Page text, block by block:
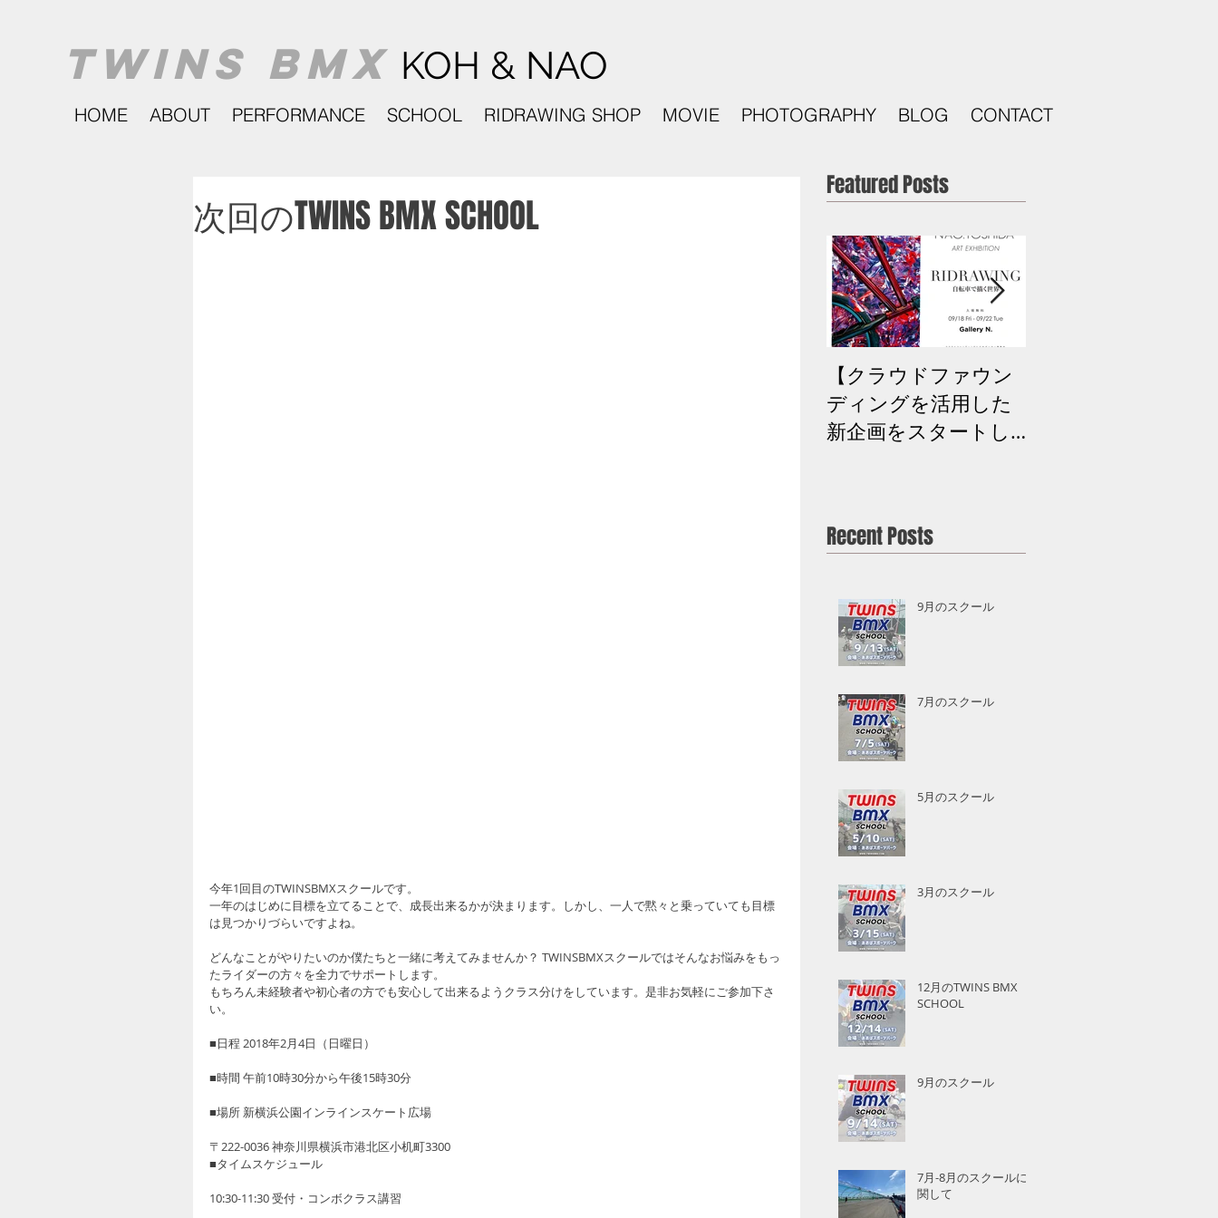
TWINS BMX KOH & NAO
HOME ABOUT PERFORMANCE SCHOOL RIDRAWING SHOP MOVIE PHOTOGRAPHY BLOG CONTACT
次回のTWINS BMX SCHOOL
今年1回目のTWINSBMXスクールです。
一年のはじめに目標を立てることで、成長出来るかが決まります。しかし、一人で黙々と乗っていても目標
は見つかりづらいですよね。
どんなことがやりたいのか僕たちと一緒に考えてみませんか？ TWINSBMXスクールではそんなお悩みをもっ
たライダーの方々を全力でサポートします。
もちろん未経験者や初心者の方でも安心して出来るようクラス分けをしています。是非お気軽にご参加下さ
い。
■日程 2018年2月4日（日曜日）
■時間 午前10時30分から午後15時30分
■場所 新横浜公園インラインスケート広場
〒222-0036 神奈川県横浜市港北区小机町3300
■タイムスケジュール
10:30-11:30 受付・コンボクラス講習
Featured Posts
【クラウドファウン
ディングを活用した
新企画をスタートし
Recent Posts
9月のスクール
7月のスクール
5月のスクール
3月のスクール
12月のTWINS BMX
SCHOOL
9月のスクール
7月-8月のスクールに
関して